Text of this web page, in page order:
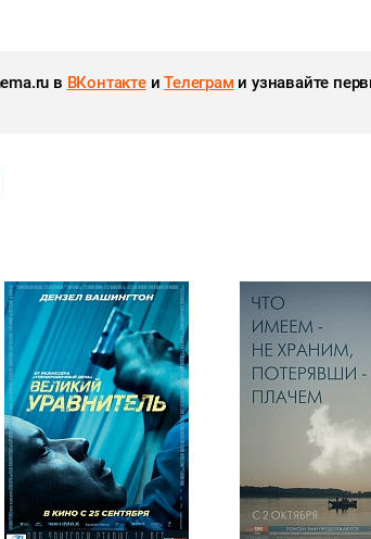
в ВКонтактеиТелеграми узнавайте